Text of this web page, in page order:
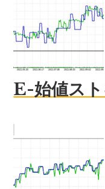
E-始値ス